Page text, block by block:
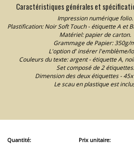
Caractéristiques générales et
Impression numérique folio.
Plastification: Noir Soft Touch - étiquette A et
Matériel: papier de carton.
Grammage de Papier: 350g/
L'option d' insérer l'emblème/
Couleurs du texte: argent - étiquette A,
Set composé de 2 étiquettes.
Dimension des deux étiquettes -
Le scau en plastique est
Quantité: Prix unitaire: